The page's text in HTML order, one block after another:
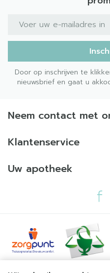
E-mail adres
Door op inschrijven te
nieuwsbrief en gaat u
Neem contact met
Klantenservice
Uw apotheek